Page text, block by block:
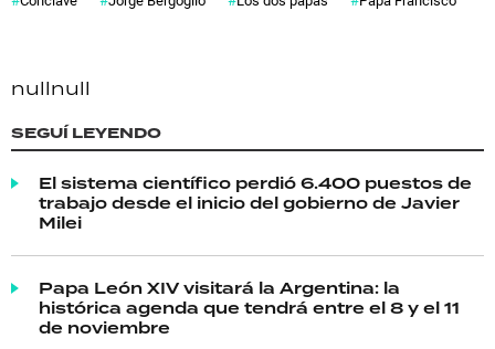
nullnull
SEGUÍ LEYENDO
El sistema científico perdió 6.400 puestos de
trabajo desde el inicio del gobierno de Javier
Milei
Papa León XIV visitará la Argentina: la
histórica agenda que tendrá entre el 8 y el 11
de noviembre